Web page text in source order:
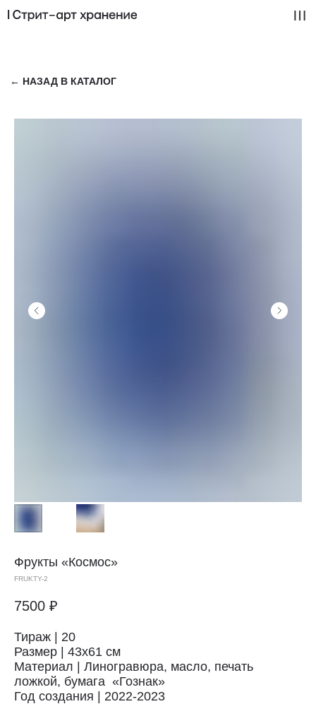
Фрукты «Космос»
FRUKTY-2
7500 ₽
Тираж | 20
Размер | 43х61 см
Материал | Линогравюра, масло, печать
ложкой, бумага «Гознак»
Год создания | 2022-2023